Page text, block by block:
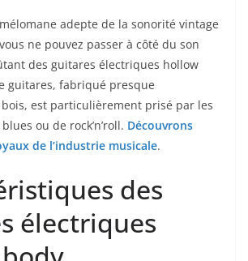
adepte de la sonorité vintage
ne pouvez passer⁢ à côté du​ son
des guitares électriques hollow
guitares, fabriqué presque
est particulièrement prisé par les
ou de rock’n’roll. Découvrons
de ‌l’industrie musicale.
des
électriques